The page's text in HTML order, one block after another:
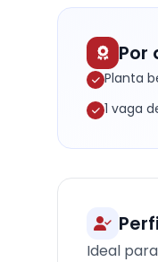
Por
Planta
1 vaga
Ideal para